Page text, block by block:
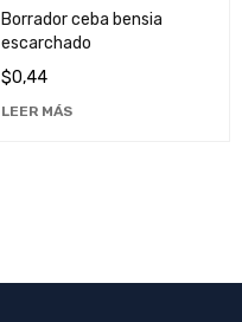
Borrador ceba bensia
escarchado
$0,44
LEER MÁS